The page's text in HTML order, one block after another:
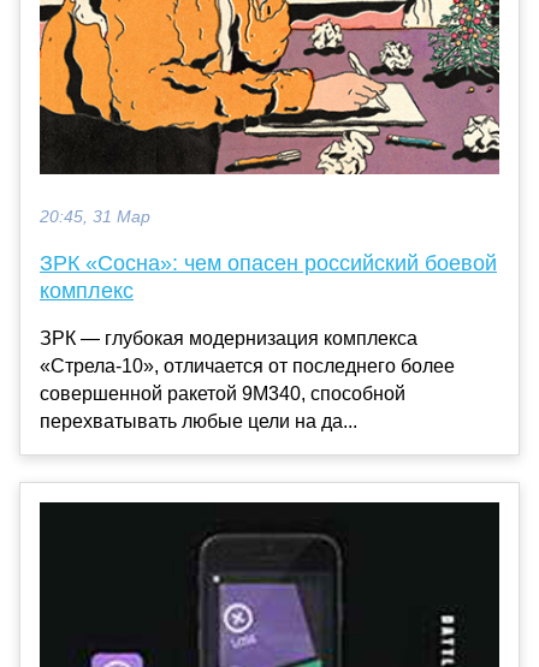
20:45, 31 Мар
ЗРК «Сосна»: чем опасен российский боевой
комплекс
ЗРК — глубокая модернизация комплекса
«Стрела-10», отличается от последнего более
совершенной ракетой 9М340, способной
перехватывать любые цели на да...